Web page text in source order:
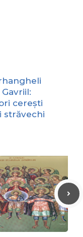
cerești
străvechi